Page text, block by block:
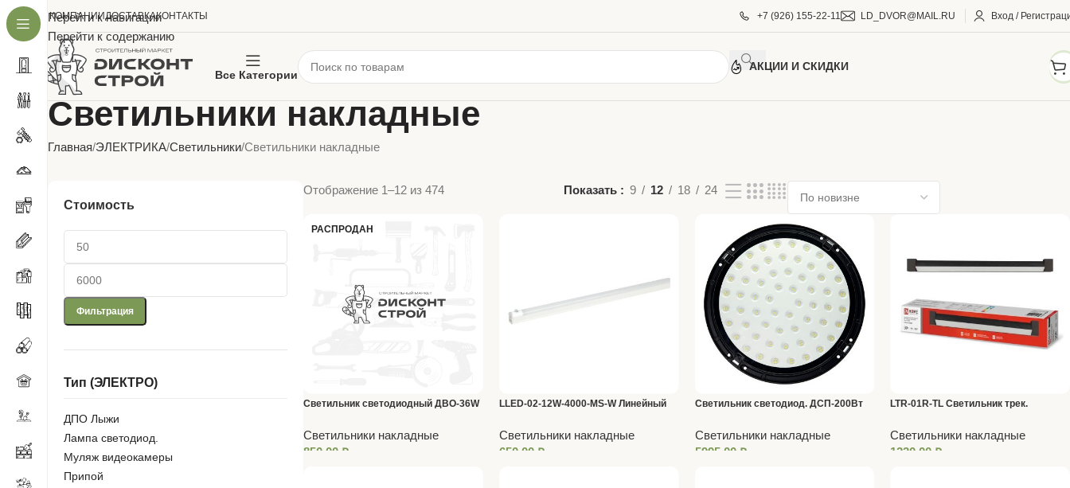
Перейти к навигации
Перейти к содержанию
О КОМПАНИИДОСТАВКАКОНТАКТЫ +7 (926) 155-22-11 LD_DVOR@MAIL.RU Вход /
Все Категории
АКЦИИ И СКИДКИ
Светильники накладные
Главная ЭЛЕКТРИКА Светильники Светильники накладные
Стоимость
Фильтрация
Тип (ЭЛЕКТРО)
ДПО Лыжи
Лампа светодиод.
Муляж видеокамеры
Припой
Отображение 1–12 из 474 Показать 9 12 18 24
РАСПРОДАН
Светильник светодиодный ДВО-36W
Светильники накладные
850,00 ₽
LLED-02-12W-4000-MS-W Линейный
датч. движения
Светильники накладные
650,00 ₽
Светильник светодиод. ДСП-200Вт
Светильники накладные
5995,00 ₽
LTR-01R-TL Светильник трек.
Светильники накладные
1230,00 ₽